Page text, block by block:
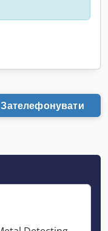
Зателефонувати